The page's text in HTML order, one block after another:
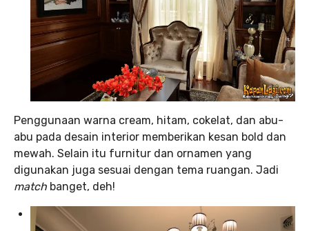
Penggunaan warna cream, hitam, cokelat, dan abu-
abu pada desain interior memberikan kesan bold dan
mewah. Selain itu furnitur dan ornamen yang
digunakan juga sesuai dengan tema ruangan. Jadi
match banget, deh!